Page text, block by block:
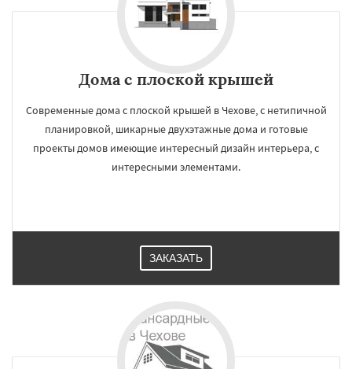
Дома с плоской крышей
Современные дома с плоской крышей в Чехове, с нетипичной
планировкой, шикарные двухэтажные дома и готовые
проекты домов имеющие интересный дизайн интерьера, с
интересными элементами.
ЗАКАЗАТЬ